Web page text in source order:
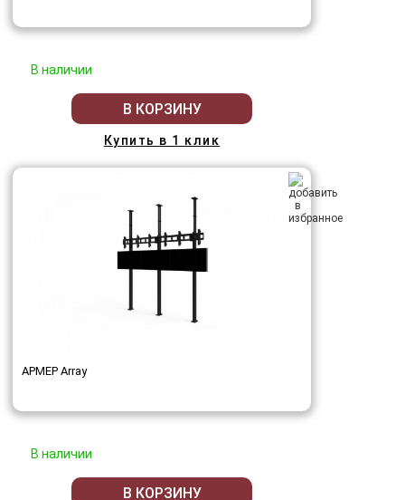
В наличии
В КОРЗИНУ
Купить в 1 клик
АРМЕР Array
В наличии
В КОРЗИНУ